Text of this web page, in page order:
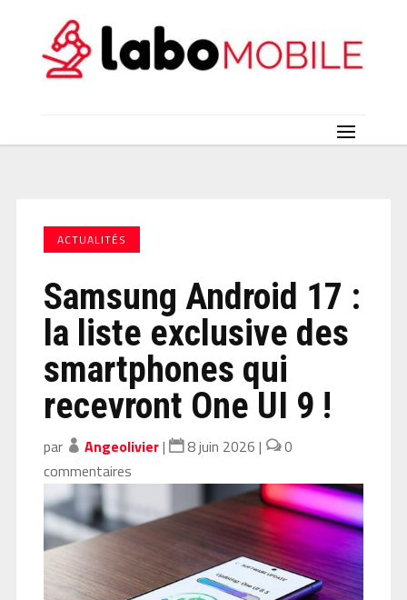
ACTUALITÉS
Samsung Android 17 :
la liste exclusive des
smartphones qui
recevront One UI 9 !
par Angeolivier| 8 juin 2026 |
0
commentaires